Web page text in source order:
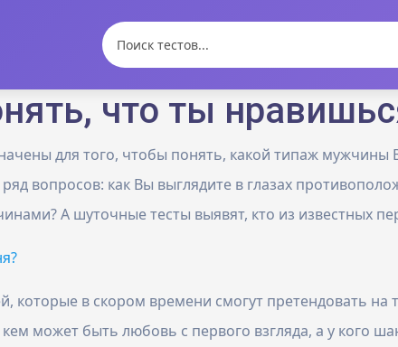
что ты
для того, чтобы понять, какой типаж
вопросов: как Вы выглядите в глазах
А шуточные тесты выявят, кто из известных
которые в скором времени смогут претендовать на
может быть любовь с первого взгляда, а у кого